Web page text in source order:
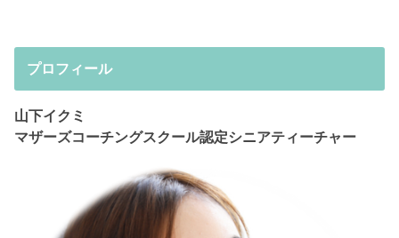
プロフィール
山下イクミ
マザーズコーチングスクール認定シニアティーチャー